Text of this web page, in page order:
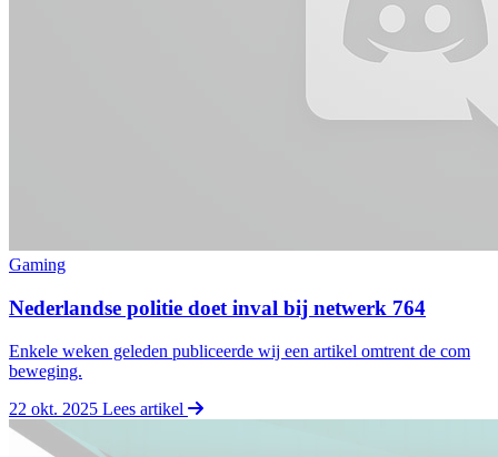
Gaming
Nederlandse politie doet inval bij netwerk 764
Enkele weken geleden publiceerde wij een artikel omtrent de com
beweging.
22 okt. 2025 Lees artikel